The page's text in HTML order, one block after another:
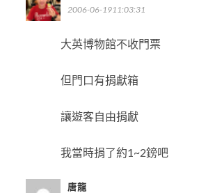
2006-06-1911:03:31
大英博物館不收門票
但門口有捐獻箱
讓遊客自由捐獻
我當時捐了約1~2鎊吧
唐龍